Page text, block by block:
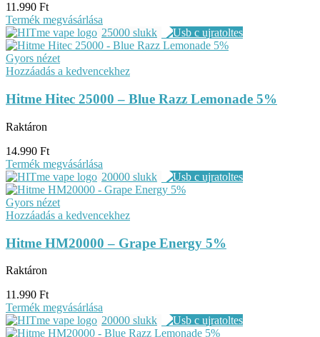
11.990 Ft
Termék megvásárlása
25000 slukk
Gyors nézet
Hozzáadás a kedvencekhez
Hitme Hitec 25000 – Blue Razz Lemonade 5%
Raktáron
14.990 Ft
Termék megvásárlása
20000 slukk
Gyors nézet
Hozzáadás a kedvencekhez
Hitme HM20000 – Grape Energy 5%
Raktáron
11.990 Ft
Termék megvásárlása
20000 slukk